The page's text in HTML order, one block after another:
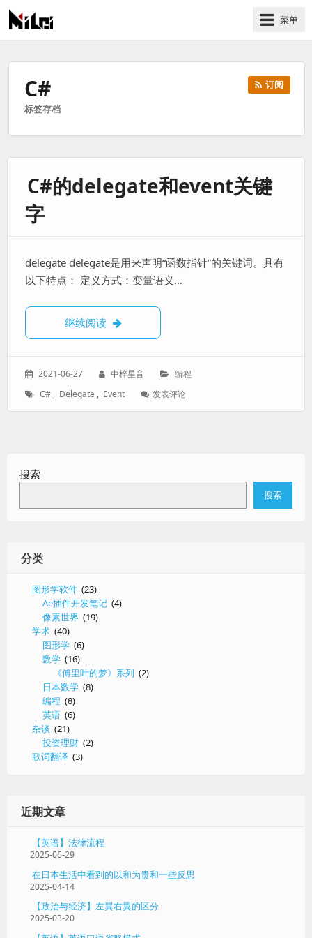
有
技
菜单
C#
标签存档
订阅
C#的delegate和event关键
字
delegate delegate是用来声明“函数指针”的关键词。具有
以下特点： 定义方式：变量语义…
继续阅读 C#的delegate和event关键字
发
于：
2021-06-27
作
中梓星音
分
编程
标
C# , Delegate , Event 发表评论: C#
字
搜索
搜索
分类
图形学软件 (23)
Ae插件开发笔记 (4)
像素世界 (19)
学术 (40)
图形学 (6)
数学 (16)
《傅里叶的梦》系列 (2)
日本数学 (8)
编程 (8)
英语 (6)
杂谈 (21)
投资理财 (2)
歌词翻译 (3)
近期文章
【英语】法律流程
2025-06-29
在日本生活中看到的以和为贵和一些反思
2025-04-14
【政治与经济】左翼右翼的区分
2025-03-20